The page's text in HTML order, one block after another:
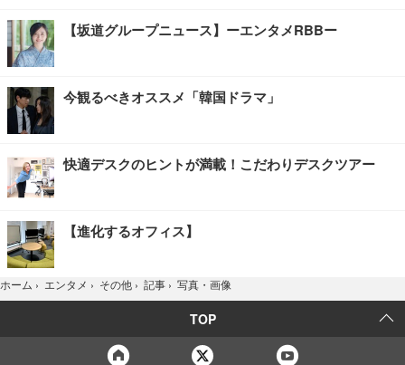
【坂道グループニュース】ーエンタメRBBー
今観るべきオススメ「韓国ドラマ」
快適デスクのヒントが満載！こだわりデスクツアー
【進化するオフィス】
ホーム › エンタメ › その他 › 記事 › 写真・画像
TOP